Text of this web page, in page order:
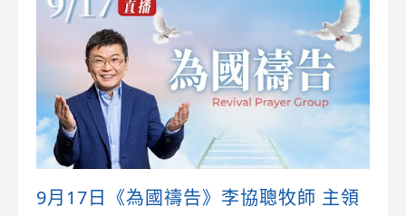
9月17日《為國禱告》李協聰牧師 主領